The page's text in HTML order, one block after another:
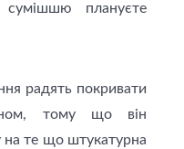
сумішшю плануєте
радять покривати
тому що він
на те що штукатурна